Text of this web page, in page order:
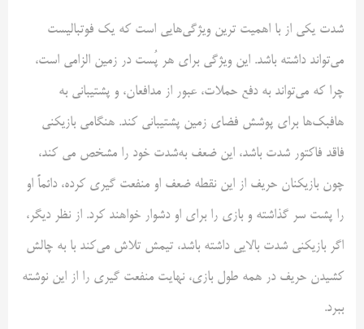
شدت یکی از با اهمیت ترین ویژگی‌هایی است که یک فوتبالیست
می‌تواند داشته باشد. این ویژگی برای هر پُست در زمین الزامی است،
چرا که می‌تواند به دفع حملات، عبور از مدافعان، و پشتیبانی به
هافبک‌ها برای پوشش فضای زمین پشتیبانی کند. هنگامی بازیکنی
فاقد فاکتور شدت باشد، این ضعف به‌شدت خود را مشخص می کند،
چون بازیکنان حریف از این نقطه ضعف او منفعت گیری کرده، دائماً او
را پشت سر گذاشته و بازی را برای او دشوار خواهند کرد. از نظر دیگر،
اگر بازیکنی شدت بالایی داشته باشد، تیمش تلاش می‌کند با به چالش
کشیدن حریف در همه طول بازی، نهایت منفعت گیری را از این نوشته
ببرد.